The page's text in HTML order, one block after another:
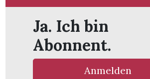
Ja. Ich bin
Abonnent.
Anmelden